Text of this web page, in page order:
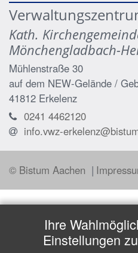
Kath.
Mönchengladbach-
Mühlenstraße 30
auf dem NEW-Gelände /
41812 Erkelenz
0241 4462120
info.vwz-
© Bistum Aachen
Ihre
Einstellungen